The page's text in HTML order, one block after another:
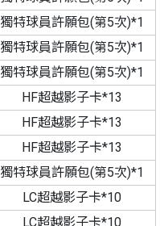
獨特球員許願包(第5次)*1
獨特球員許願包(第5次)*1
獨特球員許願包(第5次)*1
HF超越影子卡*13
HF超越影子卡*13
HF超越影子卡*13
獨特球員許願包(第5次)*1
LC超越影子卡*10
LC超越影子卡*10